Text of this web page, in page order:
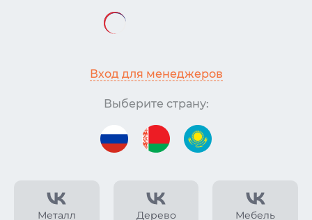
Металл Дерево Мебель
Вход для менеджеров
Выберите страну: